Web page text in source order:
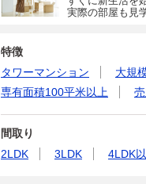
実際の部屋も見
特徴
タワーマンション
大規
専有面積100平米以上
間取り
2LDK
3LDK 4LDK